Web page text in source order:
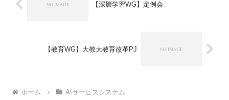
【深層学習WG】定例会
【教育WG】大教大教育改革PJ
ホーム AIサービスシステム